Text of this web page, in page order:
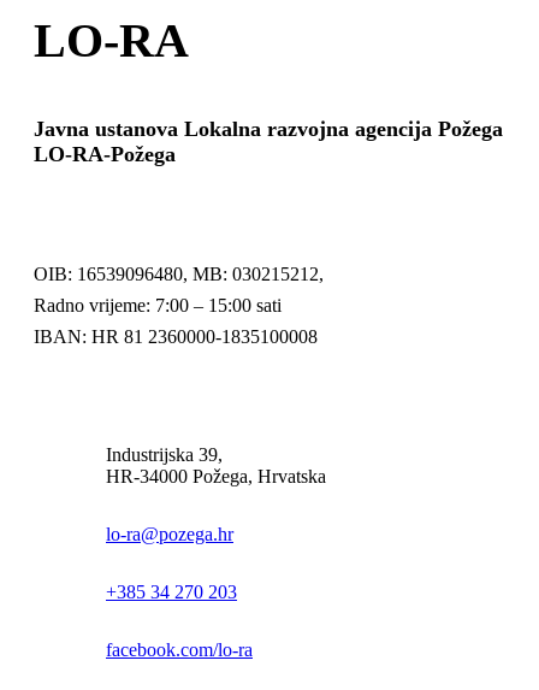
LO-RA
Javna ustanova Lokalna razvojna agencija Požega
LO-RA-Požega
OIB: 16539096480, MB: 030215212,
Radno vrijeme: 7:00 – 15:00 sati
IBAN: HR 81 2360000-1835100008
Industrijska 39,
HR-34000 Požega, Hrvatska
lo-ra@pozega.hr
+385 34 270 203
facebook.com/lo-ra